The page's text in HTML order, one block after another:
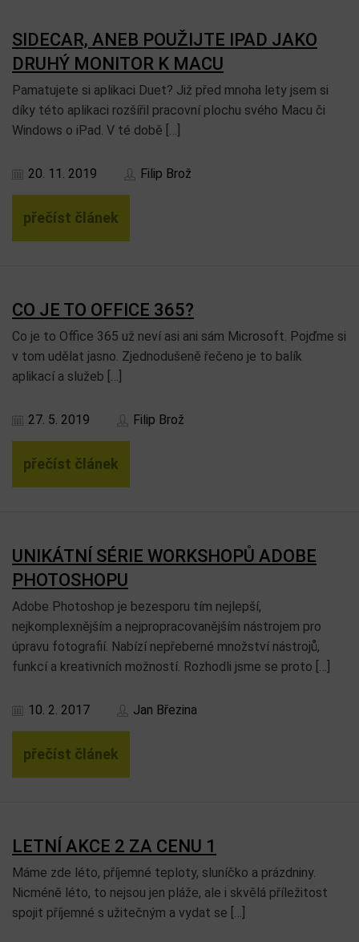
SIDECAR, ANEB POUŽIJTE IPAD JAKO
DRUHÝ MONITOR K MACU
Pamatujete si aplikaci Duet? Již před mnoha lety jsem si
díky této aplikaci rozšířil pracovní plochu svého Macu či
Windows o iPad. V té době […]
20. 11. 2019 Filip Brož
přečíst článek
CO JE TO OFFICE 365?
Co je to Office 365 už neví asi ani sám Microsoft. Pojďme si
v tom udělat jasno. Zjednodušeně řečeno je to balík
aplikací a služeb […]
27. 5. 2019 Filip Brož
přečíst článek
UNIKÁTNÍ SÉRIE WORKSHOPŮ ADOBE
PHOTOSHOPU
Adobe Photoshop je bezesporu tím nejlepší,
nejkomplexnějším a nejpropracovanějším nástrojem pro
úpravu fotografií. Nabízí nepřeberné množství nástrojů,
funkcí a kreativních možností. Rozhodli jsme se proto […]
10. 2. 2017 Jan Březina
přečíst článek
LETNÍ AKCE 2 ZA CENU 1
Máme zde léto, příjemné teploty, sluníčko a prázdniny.
Nicméně léto, to nejsou jen pláže, ale i skvělá příležitost
spojit příjemné s užitečným a vydat se […]